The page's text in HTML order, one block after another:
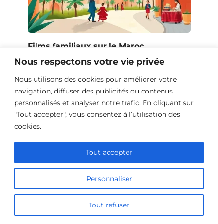
Nous respectons votre vie privée
Nous utilisons des cookies pour améliorer votre
navigation, diffuser des publicités ou contenus
personnalisés et analyser notre trafic. En cliquant sur
"Tout accepter", vous consentez à l’utilisation des
cookies.
Personnaliser
Tout refuser
Tout accepter
Films familiaux sur le Maroc
Films familiaux sur la Russie